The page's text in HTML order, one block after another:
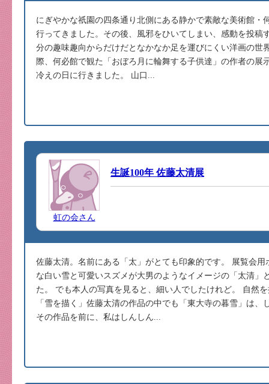
にぎやかな祇園の四条通り北側にある静かで素敵な美術館・
行ってきました。その後、風邪をひいてしまい、感動を投稿
分の趣味趣向からだけだとなかなか足を運びにくい洋画の世
際、何必館で観た「おぼろ月に輪舞する子供達」の作者の展
冷えの日に行きました。 山口...
虹の会さん
生誕100年 佐藤太清展
佐藤太清。名前にある「太」がとても印象的です。 展覧会
な白い雪と可愛いスズメが大男のようなイメージの「太清」
た。 でも本人の写真を見ると、細い人でしたけれど。 自然
「雪を描く」佐藤太清の作品の中でも「東大寺の暮雪」は
その作品を前に、私はしんしん...